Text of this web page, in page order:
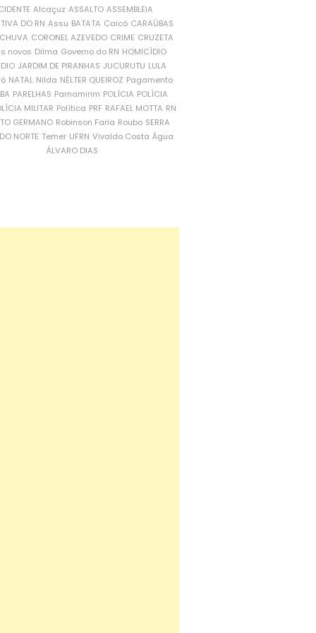
Alcaçuz ASSALTO ASSEMBLEIA
DO RN Assu BATATA Caicó CARAÚBAS
CORONEL AZEVEDO CRIME CRUZETA
novos Dilma Governo do RN HOMICÍDIO
JARDIM DE PIRANHAS JUCURUTU LULA
NATAL Nilda NÉLTER QUEIROZ Pagamento
PARELHAS Parnamirim POLÍCIA POLÍCIA
MILITAR Política PRF RAFAEL MOTTA RN
GERMANO Robinson Faria Roubo SERRA
NORTE Temer UFRN Vivaldo Costa Água
ÁLVARO DIAS